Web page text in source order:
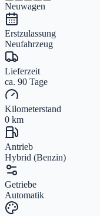
Neuwagen
Erstzulassung
Neufahrzeug
Lieferzeit
ca. 90 Tage
Kilometerstand
0 km
Antrieb
Hybrid (Benzin)
Getriebe
Automatik